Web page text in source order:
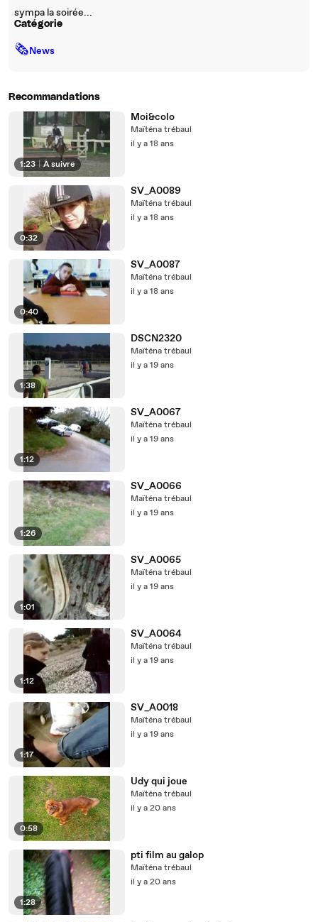
sympa la soirée...
Catégorie
🗞News
Recommandations
1:23 | À suivre
Moi&colo
Maïténa trébaul
il y a 18 ans
0:32
SV_A0089
Maïténa trébaul
il y a 18 ans
0:40
SV_A0087
Maïténa trébaul
il y a 18 ans
1:38
DSCN2320
Maïténa trébaul
il y a 19 ans
1:12
SV_A0067
Maïténa trébaul
il y a 19 ans
1:26
SV_A0066
Maïténa trébaul
il y a 19 ans
1:01
SV_A0065
Maïténa trébaul
il y a 19 ans
1:12
SV_A0064
Maïténa trébaul
il y a 19 ans
1:17
SV_A0018
Maïténa trébaul
il y a 19 ans
0:58
Udy qui joue
Maïténa trébaul
il y a 20 ans
1:28
pti film au galop
Maïténa trébaul
il y a 20 ans